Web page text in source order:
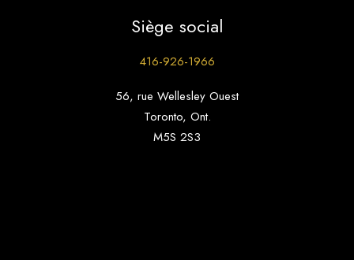
Siège social
416-926-1966
56, rue Wellesley Ouest
Toronto, Ont.
M5S 2S3